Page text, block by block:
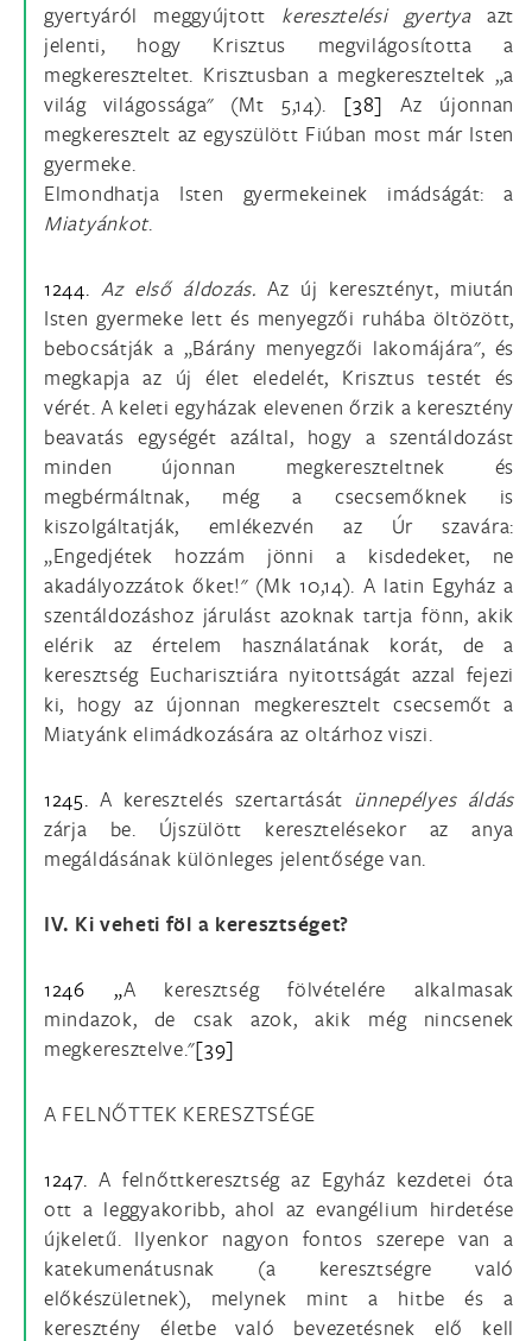
gyertyáról meggyújtott keresztelési gyertya azt
jelenti, hogy Krisztus megvilágosította a
megkereszteltet. Krisztusban a megkereszteltek „a
világ világossága" (Mt 5,14). [38] Az újonnan
megkeresztelt az egyszülött Fiúban most már Isten
gyermeke.
Elmondhatja Isten gyermekeinek imádságát: a
Miatyánkot.
1244. Az első áldozás.Az új keresztényt, miután
Isten gyermeke lett és menyegzői ruhába öltözött,
bebocsátják a „Bárány menyegzői lakomájára", és
megkapja az új élet eledelét, Krisztus testét és
vérét. A keleti egyházak elevenen őrzik a keresztény
beavatás egységét azáltal, hogy a szentáldozást
minden újonnan megkereszteltnek és
megbérmáltnak, még a csecsemőknek is
kiszolgáltatják, emlékezvén az Úr szavára:
„Engedjétek hozzám jönni a kisdedeket, ne
akadályozzátok őket!" (Mk 10,14). A latin Egyház a
szentáldozáshoz járulást azoknak tartja fönn, akik
elérik az értelem használatának korát, de a
keresztség Eucharisztiára nyitottságát azzal fejezi
ki, hogy az újonnan megkeresztelt csecsemőt a
Miatyánk elimádkozására az oltárhoz viszi.
1245. A keresztelés szertartását ünnepélyes áldás
zárja be. Újszülött keresztelésekor az anya
megáldásának különleges jelentősége van.
IV. Ki veheti föl a keresztséget?
1246 „A keresztség fölvételére alkalmasak
mindazok, de csak azok, akik még nincsenek
megkeresztelve."[39]
A FELNŐTTEK KERESZTSÉGE
1247. A felnőttkeresztség az Egyház kezdetei óta
ott a leggyakoribb, ahol az evangélium hirdetése
újkeletű. Ilyenkor nagyon fontos szerepe van a
katekumenátusnak (a keresztségre való
előkészületnek), melynek mint a hitbe és a
keresztény életbe való bevezetésnek elő kell